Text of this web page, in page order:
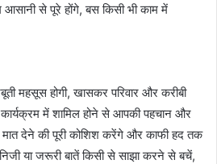
से पूरे होंगे, बस किसी भी काम में
महसूस होगी, खासकर परिवार और करीबी
में शामिल होने से आपकी पहचान और
मात देने की पूरी कोशिश करेंगे और काफी हद तक
या जरूरी बातें किसी से साझा करने से बचें,